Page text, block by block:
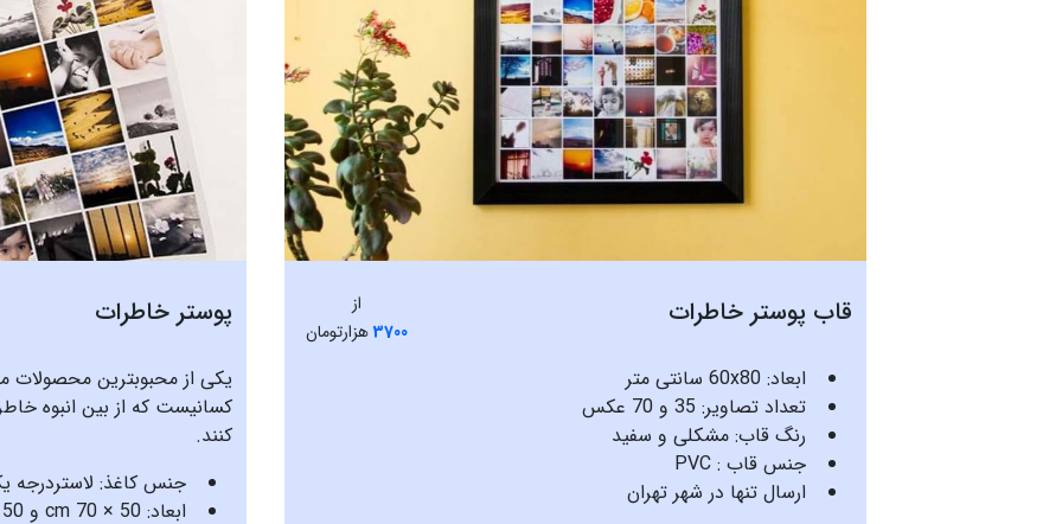
قاب پوستر خاطرات
از
3700هزار‌تومان
ابعاد: 60x80 سانتی متر
تعداد تصاویر: 35 و 70 عکس
رنگ قاب: مشکلی و سفید
جنس قاب : PVC
ارسال تنها در شهر تهران
پوستر خاطرات
یکی از محبوبترین محصولات
کسانیست که از بین انبوه
کنند.
جنس کاغذ: لاستردرجه یک
ابعاد: 50 × 70 cm و 50 در 50 cm